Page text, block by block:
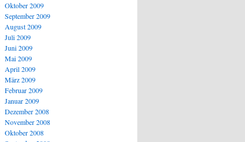
Oktober 2009
September 2009
August 2009
Juli 2009
Juni 2009
Mai 2009
April 2009
März 2009
Februar 2009
Januar 2009
Dezember 2008
November 2008
Oktober 2008